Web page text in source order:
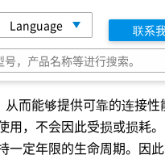
Language 联系
而能够提供可靠的连接性
用，不会因此受损或损耗
一定年限的生命周期。因